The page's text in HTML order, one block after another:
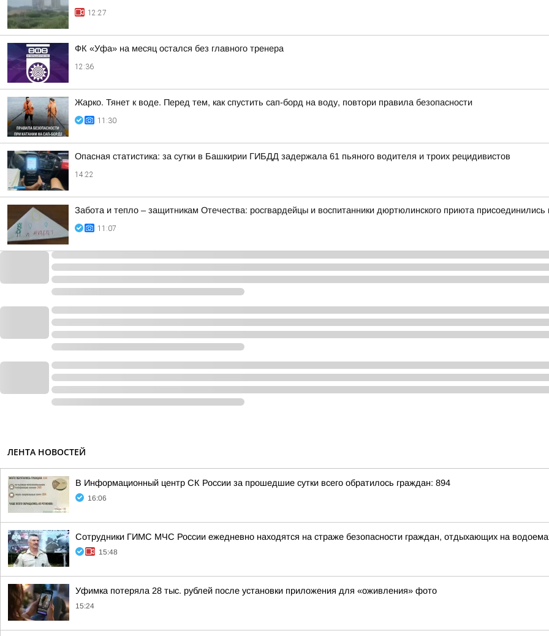
12:27
ФК «Уфа» на месяц остался без главного тренера
12:36
Жарко. Тянет к воде. Перед тем, как спустить сап-борд на воду, повтори правила безопасности
11:30
Опасная статистика: за сутки в Башкирии ГИБДД задержала 61 пьяного водителя и троих рецидивистов
14:22
Забота и тепло – защитникам Отечества: росгвардейцы и воспитанники дюртюлинского приюта присоединились
11:07
ЛЕНТА НОВОСТЕЙ
В Информационный центр СК России за прошедшие сутки всего обратилось граждан: 894
16:06
Сотрудники ГИМС МЧС России ежедневно находятся на страже безопасности граждан, отдыхающих на
15:48
Уфимка потеряла 28 тыс. рублей после установки приложения для «оживления» фото
15:24